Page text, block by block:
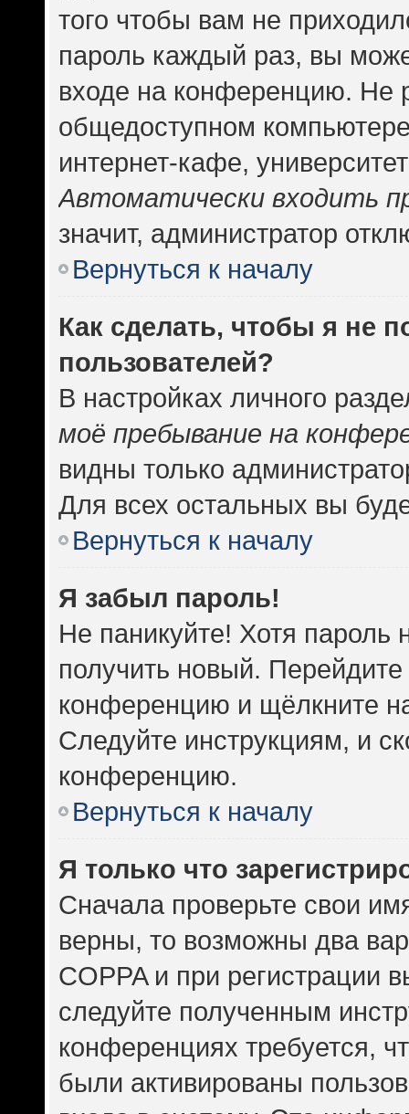
того чтобы вам не
пароль каждый раз, вы
входе на конференцию. Не
общедоступном
интернет-кафе,
Автоматически входить
значит, администратор
Вернуться к началу
Как сделать, чтобы я не
пользователей?
В настройках личного
моё пребывание на
видны только
Для всех остальных вы
Вернуться к началу
Я забыл пароль!
Не паникуйте! Хотя пароль
получить новый.
конференцию и щёлкните
Следуйте инструкциям, и
конференцию.
Вернуться к началу
Я только что
Сначала проверьте свои
верны, то возможны два
COPPA и при регистрации
следуйте полученным
конференциях требуется,
были активированы